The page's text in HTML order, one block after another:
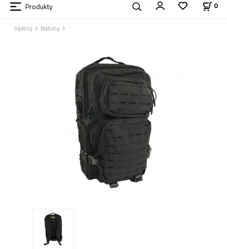
Produkty 0
Výstroj Batohy